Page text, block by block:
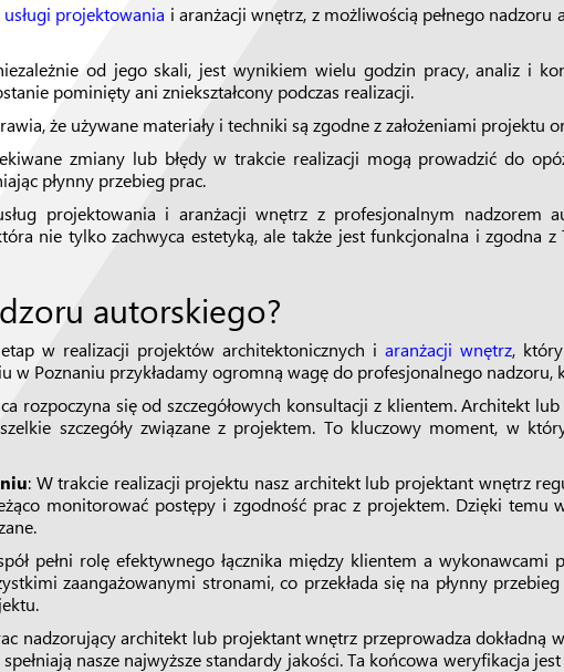
projektowania i aranżacji wnętrz, z możliwością pełnego
od jego skali, jest wynikiem wielu godzin pracy, analiz i
pominięty ani zniekształcony podczas realizacji.
że używane materiały i techniki są zgodne z założeniami projektu
zmiany lub błędy w trakcie realizacji mogą prowadzić do
płynny przebieg prac.
projektowania i aranżacji wnętrz z profesjonalnym nadzorem
nie tylko zachwyca estetyką, ale także jest funkcjonalna i zgodna
autorskiego?
w realizacji projektów architektonicznych i aranżacji wnętrz,
w Poznaniu przykładamy ogromną wagę do profesjonalnego nadzoru,
rozpoczyna się od szczegółowych konsultacji z klientem. Architekt
szczegóły związane z projektem. To kluczowy moment, w
: W trakcie realizacji projektu nasz architekt lub projektant wnętrz
monitorować postępy i zgodność prac z projektem. Dzięki temu
pełni rolę efektywnego łącznika między klientem a
zaangażowanymi stronami, co przekłada się na płynny
nadzorujący architekt lub projektant wnętrz przeprowadza dokładną
nasze najwyższe standardy jakości. Ta końcowa weryfikacja